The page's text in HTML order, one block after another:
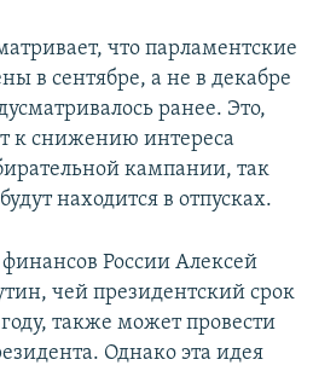
что парламентские
в сентябре, а не в декабре
ранее. Это,
к снижению интереса
кампании, так
находится в отпусках.
России Алексей
чей президентский срок
также может провести
Однако эта идея